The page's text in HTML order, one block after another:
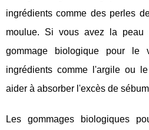
ingrédients comme des perles
moulue. Si vous avez la peau
gommage biologique pour le
ingrédients comme l'argile ou
aider à absorber l'excès de
Les gommages biologiques